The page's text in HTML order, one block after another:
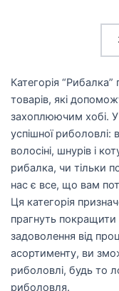
Категорія
товарів, які
захоплюючим хобі. У
успішної риболовлі:
волосіні, шнурів і
рибалка, чи тільки
нас є все, що вам
Ця категорія
прагнуть покращити
задоволення від
асортименту, ви
риболовлі, будь то
риболовля.